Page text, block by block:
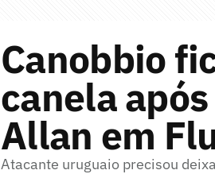
Canobbio
canela
Allan em
Atacante uruguaio precisou